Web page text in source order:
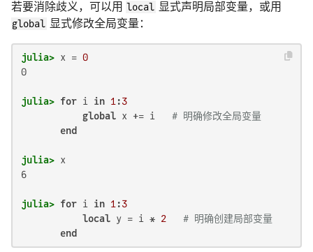
若要消除歧义，可以用 local 显式声明局部变量，或用
global 显式修改全局变量：
julia> x = 0
0
julia> for i in 1 :3
global x += i # 明确修改全局变量
end
julia>
6
julia> for i in 1 :3
local y = i * 2
# 明确创建局部变量
end